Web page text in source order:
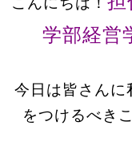
学部経営
今日は皆さんに
をつけるべき